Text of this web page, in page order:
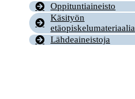
Oppituntiaineisto
Käsityön
etäopiskelumateriaalia
Lähdeaineistoja